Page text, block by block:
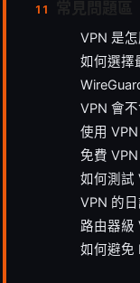
VPN 是
如何選擇
VPN 會
使用
免費
如何測試
VPN 的
路由器級
如何避免